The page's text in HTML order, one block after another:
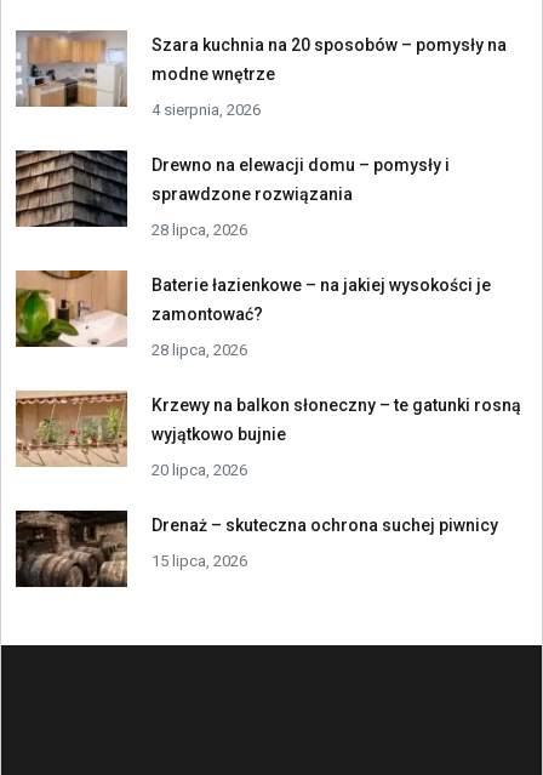
Szara kuchnia na 20 sposobów – pomysły na
modne wnętrze
4 sierpnia, 2026
Drewno na elewacji domu – pomysły i
sprawdzone rozwiązania
28 lipca, 2026
Baterie łazienkowe – na jakiej wysokości je
zamontować?
28 lipca, 2026
Krzewy na balkon słoneczny – te gatunki rosną
wyjątkowo bujnie
20 lipca, 2026
Drenaż – skuteczna ochrona suchej piwnicy
15 lipca, 2026